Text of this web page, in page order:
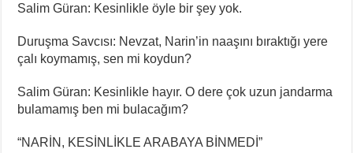
Salim Güran: Kesinlikle öyle bir şey yok.
Duruşma Savcısı: Nevzat, Narin’in naaşını bıraktığı yere
çalı koymamış, sen mi koydun?
Salim Güran: Kesinlikle hayır. O dere çok uzun jandarma
bulamamış ben mi bulacağım?
“NARİN, KESİNLİKLE ARABAYA BİNMEDİ”